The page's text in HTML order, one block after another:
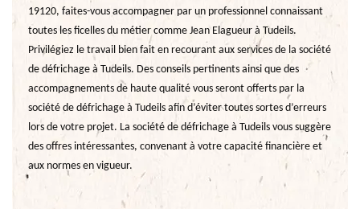
19120, faites-vous accompagner par un professionnel connaissant
toutes les ficelles du métier comme Jean Elagueur à Tudeils.
Privilégiez le travail bien fait en recourant aux services de la société
de défrichage à Tudeils. Des conseils pertinents ainsi que des
accompagnements de haute qualité vous seront offerts par la
société de défrichage à Tudeils afin d’éviter toutes sortes d’erreurs
lors de votre projet. La société de défrichage à Tudeils vous suggère
des offres intéressantes, convenant à votre capacité financière et
aux normes en vigueur.